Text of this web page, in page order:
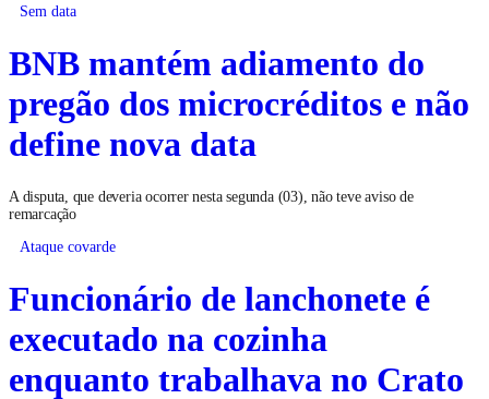
Sem data
BNB mantém adiamento do
pregão dos microcréditos e não
define nova data
A disputa, que deveria ocorrer nesta segunda (03), não teve aviso de
remarcação
Ataque covarde
Funcionário de lanchonete é
executado na cozinha
enquanto trabalhava no Crato